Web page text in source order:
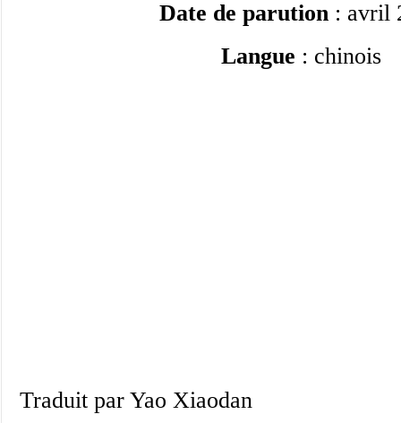
Date de parution : avril
Langue : chinois
Traduit par Yao Xiaodan